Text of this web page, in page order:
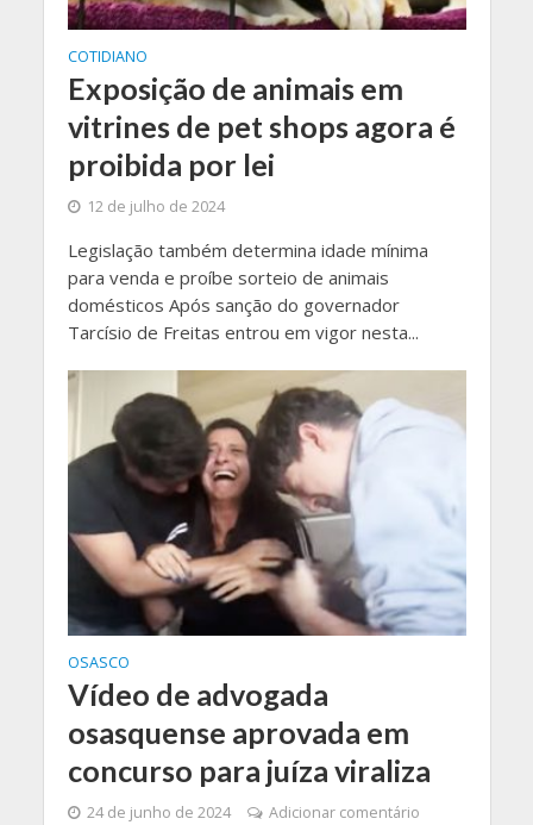
COTIDIANO
Exposição de animais em
vitrines de pet shops agora é
proibida por lei
12 de julho de 2024
Legislação também determina idade mínima
para venda e proíbe sorteio de animais
domésticos Após sanção do governador
Tarcísio de Freitas entrou em vigor nesta...
OSASCO
Vídeo de advogada
osasquense aprovada em
concurso para juíza viraliza
24 de junho de 2024 Adicionar comentário